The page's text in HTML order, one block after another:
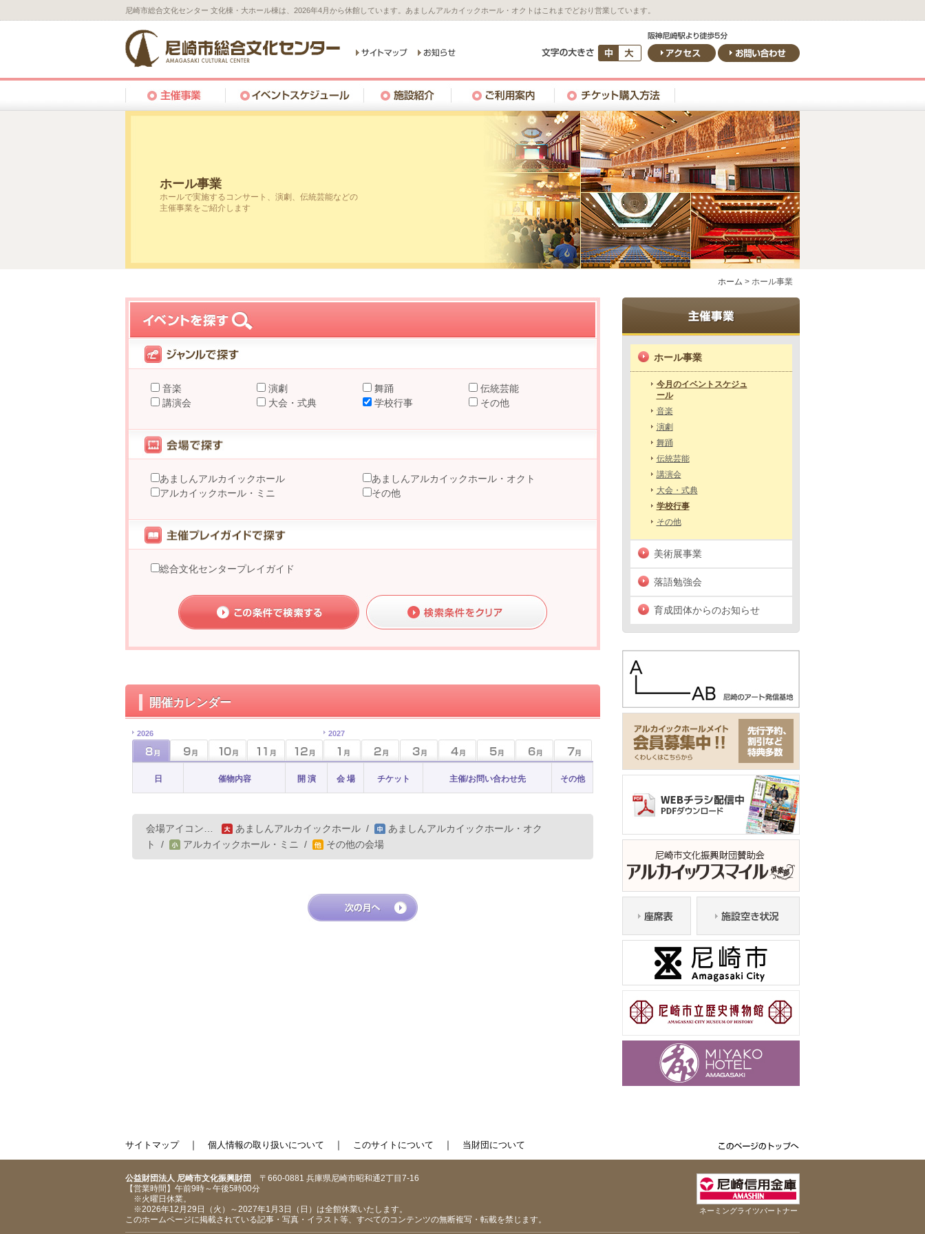
尼崎市総合文化センター 文化棟・大ホール棟は、2026年4月から休館しています。あましんアルカイックホール・オクトはこれまでどおり営業しています。
ホール事業
ホールで実施するコンサート、演劇、伝統芸能などの
主催事業をご紹介します
ホーム > ホール事業
音楽 演劇 舞踊
伝統芸能
講演会
大会・式典 学校行事 その他
あましんアルカイックホール
あましんアルカイックホール・オクト
アルカイックホール・ミニ
その他
総合文化センタープレイガイド
開催カレンダー
2026 2027
日 催物内容 開 演 会 場 チケット 主催/お問い合わせ先 その他
会場アイコン… あましんアルカイックホール /
あましんアルカイックホール・オク
ト
/ アルカイックホール・ミニ / その他の会場
ホール事業
今月のイベントスケジュ
ール
音楽
演劇
舞踊
伝統芸能
講演会
大会・式典
学校行事
その他
美術展事業
落語勉強会
育成団体からのお知らせ
サイトマップ｜ 個人情報の取り扱いについて ｜ このサイトについて ｜ 当財団について
公益財団法人 尼崎市文化振興財団 〒660-0881 兵庫県尼崎市昭和通2丁目7-16
【営業時間】午前9時～午後5時00分
※火曜日休業。
※2026年12月29日（火）～2027年1月3日（日）は全館休業いたします。
このホームページに掲載されている記事・写真・イラスト等、すべてのコンテンツの無断複写・転載を禁じます。
ネーミングライツパートナー